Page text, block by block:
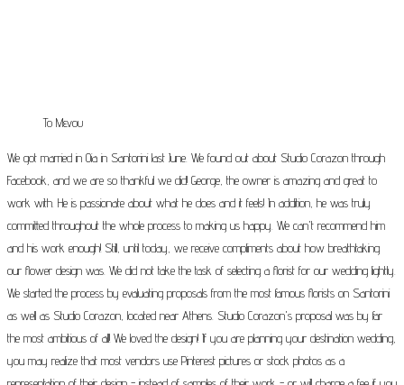
Το Μενου
We got married in Oia in Santorini last June. We found out about Studio Corazon through
Facebook, and we are so thankful we did! George, the owner is amazing and great to
work with. He is passionate about what he does and it feels! In addition, he was truly
committed throughout the whole process to making us happy. We can't recommend him
and his work enough! Still, until today, we receive compliments about how breathtaking
our flower design was. We did not take the task of selecting a florist for our wedding lightly.
We started the process by evaluating proposals from the most famous florists on Santorini
as well as Studio Corazon, located near Athens. Studio Corazon's proposal was by far
the most ambitious of all! We loved the design! If you are planning your destination wedding,
you may realize that most vendors use Pinterest pictures or stock photos as a